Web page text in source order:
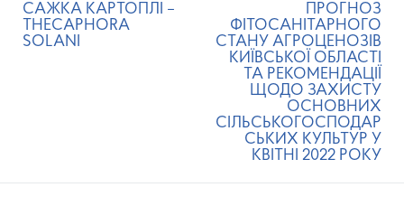
CАЖКА КАРТОПЛІ –
THECAPHORA
SOLANI
ПРОГНОЗ
ФІТОСАНІТАРНОГО
СТАНУ АГРОЦЕНОЗІВ
КИЇВСЬКОЇ ОБЛАСТІ
ТА РЕКОМЕНДАЦІЇ
ЩОДО ЗАХИСТУ
ОСНОВНИХ
СІЛЬСЬКОГОСПОДАР
СЬКИХ КУЛЬТУР У
КВІТНІ 2022 РОКУ